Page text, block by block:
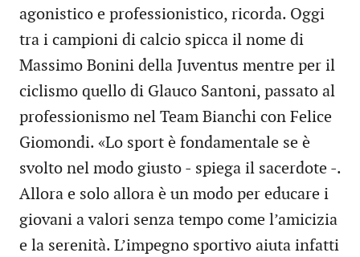
agonistico e professionistico, ricorda. Oggi
tra i campioni di calcio spicca il nome di
Massimo Bonini della Juventus mentre per il
ciclismo quello di Glauco Santoni, passato al
professionismo nel Team Bianchi con Felice
Giomondi. «Lo sport è fondamentale se è
svolto nel modo giusto - spiega il sacerdote -.
Allora e solo allora è un modo per educare i
giovani a valori senza tempo come l’amicizia
e la serenità. L’impegno sportivo aiuta infatti